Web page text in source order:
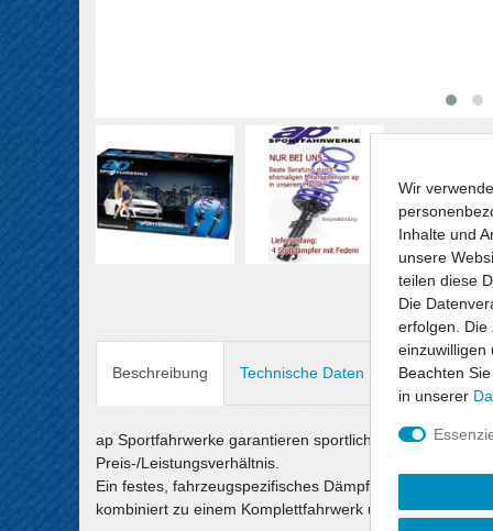
Beschreibung Technische Daten Angaben
ap Sportfahrwerke garantieren sportlichen Fahrspaß
Preis-/Leistungsverhältnis.
Ein festes, fahrzeugspezifisches Dämpfersetup wird mit
kombiniert zu einem Komplettfahrwerk und erfüllt
Wir
Inhalte und
unsere
teilen diese
Die
erfolgen. Die
einzuwilligen
Beachten
in unserer